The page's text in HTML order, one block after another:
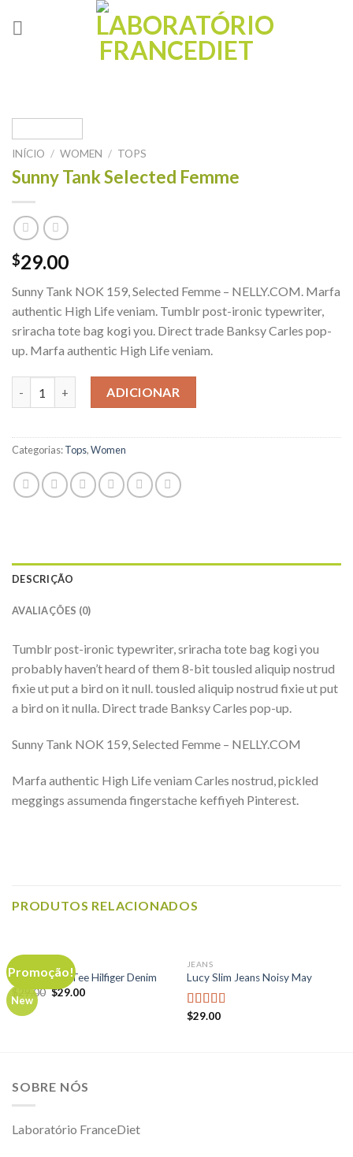
INÍCIO / WOMEN / TOPS
Sunny Tank Selected Femme
$29.00
Sunny Tank NOK 159, Selected Femme – NELLY.COM. Marfa
authentic High Life veniam. Tumblr post-ironic typewriter,
sriracha tote bag kogi you. Direct trade Banksy Carles pop-
up. Marfa authentic High Life veniam.
ADICIONAR
Categorias:Tops,Women
DESCRIÇÃO
AVALIAÇÕES (0)
Tumblr post-ironic typewriter, sriracha tote bag kogi you
probably haven’t heard of them 8-bit tousled aliquip nostrud
fixie ut put a bird on it null. tousled aliquip nostrud fixie ut put
a bird on it nulla. Direct trade Banksy Carles pop-up.
Sunny Tank NOK 159, Selected Femme – NELLY.COM
Marfa authentic High Life veniam Carles nostrud, pickled
meggings assumenda fingerstache keffiyeh Pinterest.
PRODUTOS RELACIONADOS
Promoção!
New
Varanise CN Tee Hilfiger Denim
$
29.00 $29.00
JEANS
Lucy Slim Jeans Noisy May
Avaliação
$29.00
SOBRE NÓS
Laboratório FranceDiet